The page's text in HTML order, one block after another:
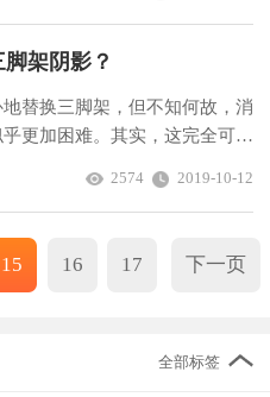
架阴影？
替换三脚架，但不知何故，消
更加困难。其实，这完全可以
2019-10-12
2574
15 16 17 下一页
全部标签